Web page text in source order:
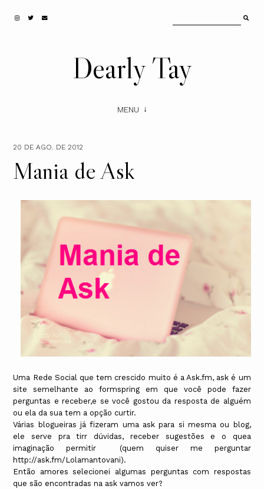
Dearly Tay
MENU
20 DE AGO. DE 2012
Mania de Ask
Uma Rede Social que tem crescido muito é a Ask.fm, ask é um
site semelhante ao formspring em que você pode fazer
perguntas e receber,e se você gostou da resposta de alguém
ou ela da sua tem a opção curtir.
Várias blogueiras já fizeram uma ask para si mesma ou blog,
ele serve pra tirr dúvidas, receber sugestões e o quea
imaginação permitir (quem quiser me perguntar
http://ask.fm/Lolamantovani).
Então amores selecionei algumas perguntas com respostas
que são encontradas na ask vamos ver?